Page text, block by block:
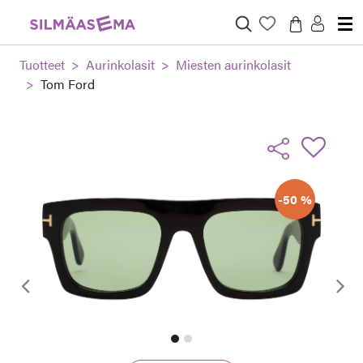
Tuotteet Aurinkolasit
Miesten aurinkolasit
Tom Ford
-50 %
Edellinen